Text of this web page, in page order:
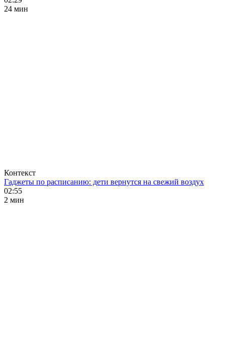
24 мин
Контекст
Гаджеты по расписанию: дети вернутся на свежий воздух
02:55
2 мин